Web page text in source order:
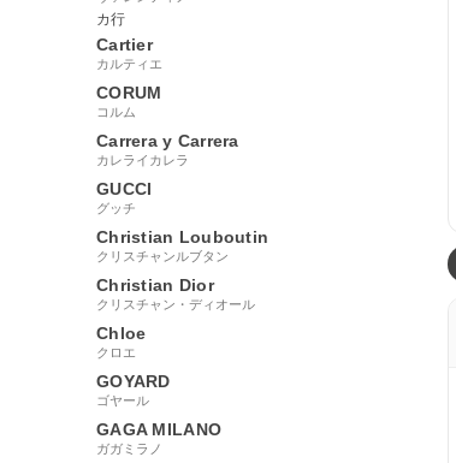
カ行
Cartier
カルティエ
CORUM
コルム
Carrera y Carrera
カレライカレラ
GUCCI
グッチ
Christian Louboutin
クリスチャンルブタン
Christian Dior
クリスチャン・ディオール
Chloe
クロエ
GOYARD
ゴヤール
GAGA MILANO
ガガミラノ